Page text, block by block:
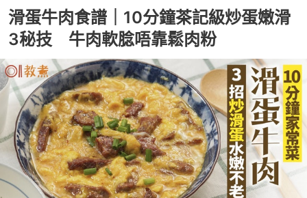
滑蛋牛肉食譜｜10分鐘茶記級炒蛋嫩滑
3秘技 牛肉軟腍唔靠鬆肉粉